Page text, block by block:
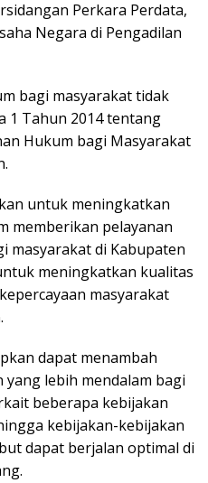
Perkara Perdata,
Negara di Pengadilan
bagi masyarakat tidak
1 Tahun 2014 tentang
Hukum bagi Masyarakat
untuk meningkatkan
memberikan pelayanan
masyarakat di Kabupaten
meningkatkan kualitas
masyarakat
dapat menambah
lebih mendalam bagi
beberapa kebijakan
kebijakan-kebijakan
dapat berjalan optimal di